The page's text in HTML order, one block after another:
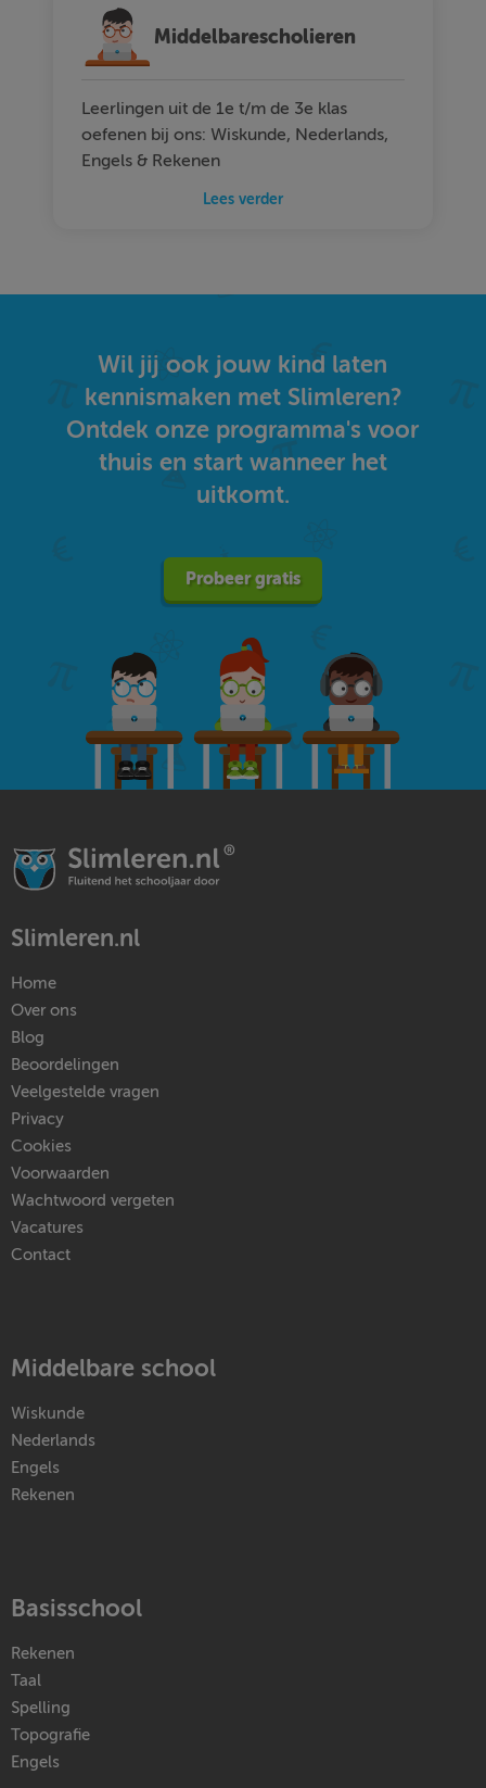
Middelbarescholieren
Leerlingen uit de 1e t/m de 3e klas
oefenen bij ons: Wiskunde, Nederlands,
Engels & Rekenen
Lees verder
Wil jij ook jouw kind laten
kennismaken met Slimleren?
Ontdek onze programma's voor
thuis en start wanneer het
uitkomt.
Probeer gratis
Slimleren.nl
Home
Over ons
Blog
Beoordelingen
Veelgestelde vragen
Privacy
Cookies
Voorwaarden
Wachtwoord vergeten
Vacatures
Contact
Middelbare school
Wiskunde
Nederlands
Engels
Rekenen
Basisschool
Rekenen
Taal
Spelling
Topografie
Engels